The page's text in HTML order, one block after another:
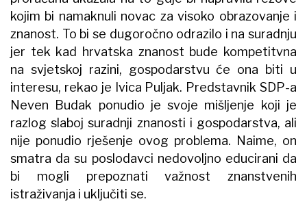
kojim bi namaknuli novac za visoko obrazovanje i
znanost. To bi se dugoročno odrazilo i na suradnju
jer tek kad hrvatska znanost bude kompetitvna
na svjetskoj razini, gospodarstvu će ona biti u
interesu, rekao je Ivica Puljak. Predstavnik SDP-a
Neven Budak ponudio je svoje mišljenje koji je
razlog slaboj suradnji znanosti i gospodarstva, ali
nije ponudio rješenje ovog problema. Naime, on
smatra da su poslodavci nedovoljno educirani da
bi mogli prepoznati važnost znanstvenih
istraživanja i uključiti se.